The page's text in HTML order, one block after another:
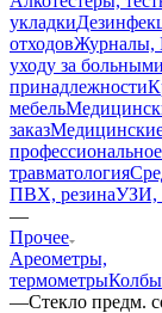
укладки
отходовЖурналы,
уходу за больными
принадлежности
мебель
заказ
травматология
ПВХ, резинаУЗИ,
—
Прочее
Ареометры,
термометрыКолбы
—Стекло предм.